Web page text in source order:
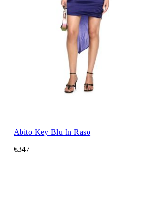
Abito Key Blu In Raso
€347